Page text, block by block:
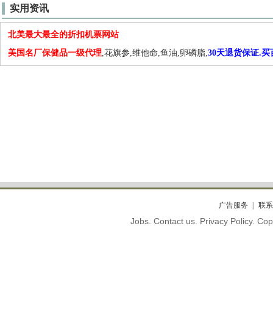
实用资讯
北美最大最全的折扣机票网站
美国名厂保健品一级代理,花旗参,维他命,鱼油,卵磷脂,30天退货保证.买
广告服务 联
Jobs. Contact us. Privacy Policy.